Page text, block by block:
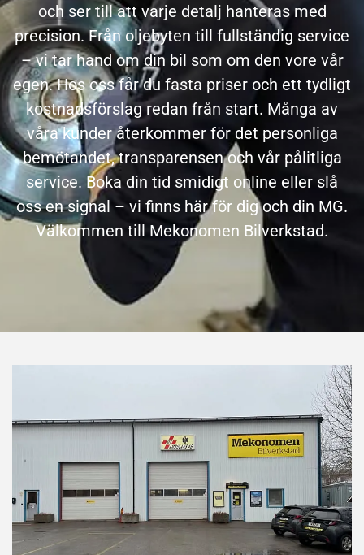
och ser till att varje detalj hanteras med
precision. Från oljebyten till fullständig service
– vi tar hand om din bil som om den vore vår
egen. Hos oss får du fasta priser och ett tydligt
kostnadsförslag redan från start. Många av
våra kunder återkommer för det personliga
bemötandet, transparensen och vår pålitliga
service. Boka din tid smidigt online eller slå
oss en signal – vi finns här för dig och din MG.
Välkommen till Mekonomen Bilverkstad.